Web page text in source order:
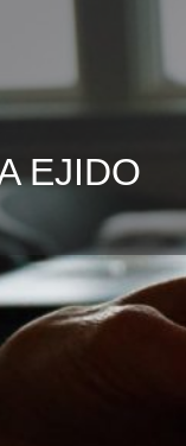
EJIDO